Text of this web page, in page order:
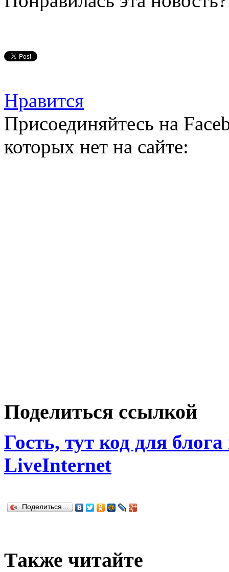
Нравится
Присоединяйтесь на
которых нет на сайте:
Поделиться ссылкой
Гость, тут код для
LiveInternet
Поделиться…
Также читайте